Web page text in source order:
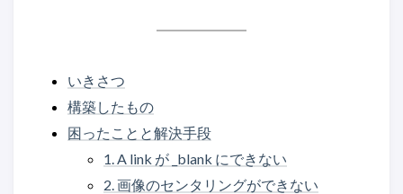
いきさつ
構築したもの
困ったことと解決手段
1. A link が _blank にできない
2. 画像のセンタリングができない